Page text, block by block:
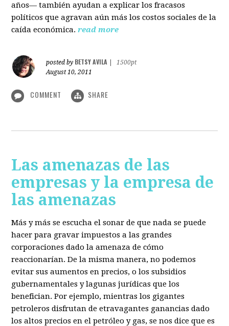
años— también ayudan a explicar los fracasos
políticos que agravan aún más los costos sociales de la
caída económica. read more
posted by BETSY AVILA
1500pt
August 10, 2011
COMMENT SHARE
Las amenazas de las
empresas y la empresa de
las amenazas
Más y más se escucha el sonar de que nada se puede
hacer para gravar impuestos a las grandes
corporaciones dado la amenaza de cómo
reaccionarían. De la misma manera, no podemos
evitar sus aumentos en precios, o los subsidios
gubernamentales y lagunas jurídicas que los
benefician. Por ejemplo, mientras los gigantes
petroleros disfrutan de etravagantes ganancias dado
los altos precios en el petróleo y gas, se nos dice que es